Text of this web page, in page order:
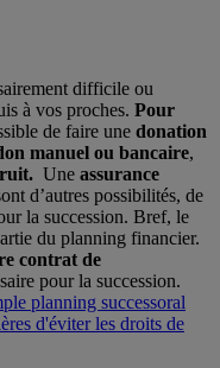
difficile ou
à vos proches. Pour
de faire une donation
manuel ou bancaire,
Une assurance
d’autres possibilités, de
la succession. Bref, le
du planning financier.
contrat de
pour la succession.
planning successoral
d'éviter les droits de